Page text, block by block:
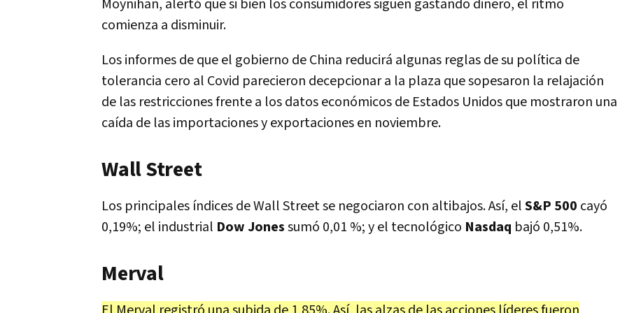
Moynihan, alertó que si bien los consumidores siguen gastando dinero, el ritmo
comienza a disminuir.
Los informes de que el gobierno de China reducirá algunas reglas de su política de
tolerancia cero al Covid parecieron decepcionar a la plaza que sopesaron la relajación
de las restricciones frente a los datos económicos de Estados Unidos que mostraron una
caída de las importaciones y exportaciones en noviembre.
Wall Street
Los principales índices de Wall Street se negociaron con altibajos. Así, elS&P 500 cayó
0,19%; el industrial Dow Jonessumó 0,01 %; y el tecnológico Nasdaq bajó 0,51%.
Merval